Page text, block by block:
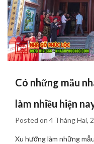
Có những mẫu
làm nhiều hiện
Posted on 4 Tháng Hai,
Xu hướng làm những